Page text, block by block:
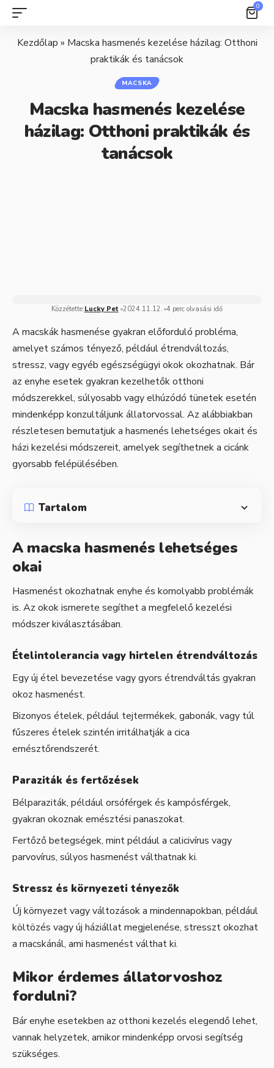
0
Kezdőlap » Macska hasmenés kezelése házilag: Otthoni
praktikák és tanácsok
MACSKA
Macska hasmenés kezelése
házilag: Otthoni praktikák és
tanácsok
Közzétette:Lucky Pet 2024.11.12. 4 perc olvasási idő
A macskák hasmenése gyakran előforduló probléma,
amelyet számos tényező, például étrendváltozás,
stressz, vagy egyéb egészségügyi okok okozhatnak. Bár
az enyhe esetek gyakran kezelhetők otthoni
módszerekkel, súlyosabb vagy elhúzódó tünetek esetén
mindenképp konzultáljunk állatorvossal. Az alábbiakban
részletesen bemutatjuk a hasmenés lehetséges okait és
házi kezelési módszereit, amelyek segíthetnek a cicánk
gyorsabb felépülésében.
Tartalom
A macska hasmenés lehetséges
okai
Hasmenést okozhatnak enyhe és komolyabb problémák
is. Az okok ismerete segíthet a megfelelő kezelési
módszer kiválasztásában.
Ételintolerancia vagy hirtelen étrendváltozás
Egy új étel bevezetése vagy gyors étrendváltás gyakran
okoz hasmenést.
Bizonyos ételek, például tejtermékek, gabonák, vagy túl
fűszeres ételek szintén irritálhatják a cica
emésztőrendszerét.
Paraziták és fertőzések
Bélparaziták, például orsóférgek és kampósférgek,
gyakran okoznak emésztési panaszokat.
Fertőző betegségek, mint például a calicivírus vagy
parvovírus, súlyos hasmenést válthatnak ki.
Stressz és környezeti tényezők
Új környezet vagy változások a mindennapokban, például
költözés vagy új háziállat megjelenése, stresszt okozhat
a macskánál, ami hasmenést válthat ki.
Mikor érdemes állatorvoshoz
fordulni?
Bár enyhe esetekben az otthoni kezelés elegendő lehet,
vannak helyzetek, amikor mindenképp orvosi segítség
szükséges.